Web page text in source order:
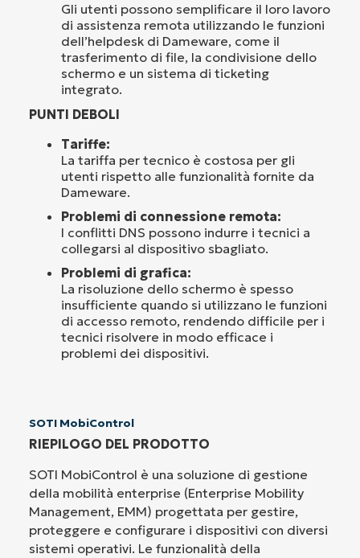
Gli utenti possono semplificare il loro lavoro
di assistenza remota utilizzando le funzioni
dell’helpdesk di Dameware, come il
trasferimento di file, la condivisione dello
schermo e un sistema di ticketing
integrato.
PUNTI DEBOLI
Tariffe:
La tariffa per tecnico è costosa per gli
utenti rispetto alle funzionalità fornite da
Dameware.
Problemi di connessione remota:
I conflitti DNS possono indurre i tecnici a
collegarsi al dispositivo sbagliato.
Problemi di grafica:
La risoluzione dello schermo è spesso
insufficiente quando si utilizzano le funzioni
di accesso remoto, rendendo difficile per i
tecnici risolvere in modo efficace i
problemi dei dispositivi.
SOTI MobiControl
RIEPILOGO DEL PRODOTTO
SOTI MobiControl è una soluzione di gestione
della mobilità enterprise (Enterprise Mobility
Management, EMM) progettata per gestire,
proteggere e configurare i dispositivi con diversi
sistemi operativi. Le funzionalità della